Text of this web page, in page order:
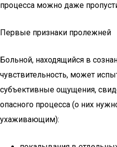
процесса можно даже
Первые признаки пролежней
Больной, находящийся в
чувствительность, может
субъективные ощущения,
опасного процесса (о них
ухаживающим):